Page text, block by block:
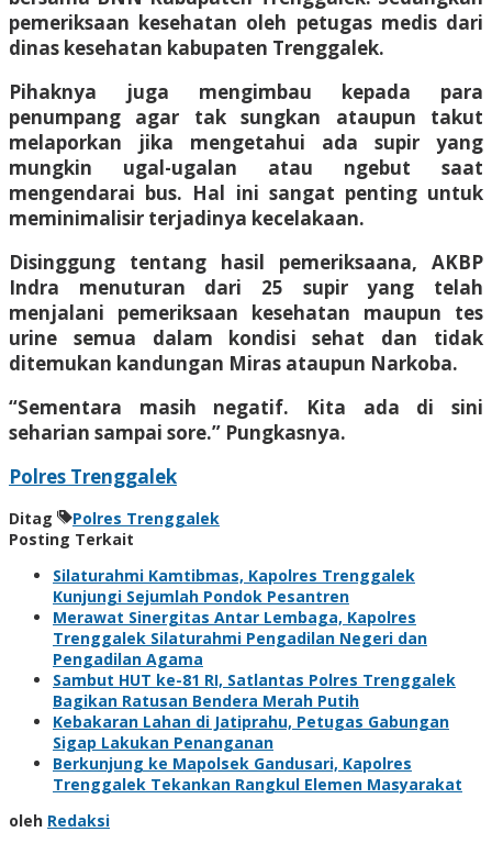
pemeriksaan kesehatan oleh petugas medis dari
dinas kesehatan kabupaten Trenggalek.
Pihaknya juga mengimbau kepada para
penumpang agar tak sungkan ataupun takut
melaporkan jika mengetahui ada supir yang
mungkin ugal-ugalan atau ngebut saat
mengendarai bus. Hal ini sangat penting untuk
meminimalisir terjadinya kecelakaan.
Disinggung tentang hasil pemeriksaana, AKBP
Indra menuturan dari 25 supir yang telah
menjalani pemeriksaan kesehatan maupun tes
urine semua dalam kondisi sehat dan tidak
ditemukan kandungan Miras ataupun Narkoba.
“Sementara masih negatif. Kita ada di sini
seharian sampai sore.” Pungkasnya.
Polres Trenggalek
Ditag
Polres Trenggalek
Posting Terkait
Silaturahmi Kamtibmas, Kapolres Trenggalek
Kunjungi Sejumlah Pondok Pesantren
Merawat Sinergitas Antar Lembaga, Kapolres
Trenggalek Silaturahmi Pengadilan Negeri dan
Pengadilan Agama
Sambut HUT ke-81 RI, Satlantas Polres Trenggalek
Bagikan Ratusan Bendera Merah Putih
Kebakaran Lahan di Jatiprahu, Petugas Gabungan
Sigap Lakukan Penanganan
Berkunjung ke Mapolsek Gandusari, Kapolres
Trenggalek Tekankan Rangkul Elemen Masyarakat
oleh Redaksi